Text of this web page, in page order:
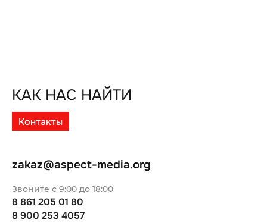
КАК НАС НАЙТИ
Контакты
Звоните с 9:00 до 18:00
8 861 205 01 80
8 900 253 4057
zakaz@aspect-media.org